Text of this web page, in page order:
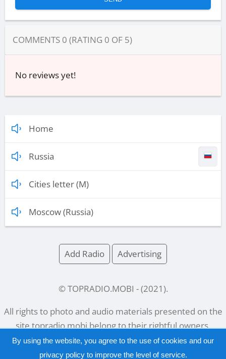
COMMENTS 0 (RATING 0 OF 5)
No reviews yet!
Home
Russia
Cities letter (M)
Moscow (Russia)
Add Radio Advertising
© TOPRADIO.MOBI - (2021 ).
All rights to photo and audio materials presented on the
sitetopradio.mobibelong to their rightful owners.
By using the website, you agree to the use of cookies and our
privacy policyto improve the level of service.